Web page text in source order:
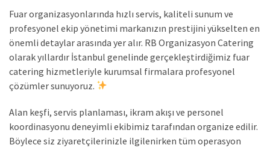
Fuar organizasyonlarında hızlı servis, kaliteli sunum ve
profesyonel ekip yönetimi markanızın prestijini yükselten en
önemli detaylar arasında yer alır. RB Organizasyon Catering
olarak yıllardır İstanbul genelinde gerçekleştirdiğimiz fuar
catering hizmetleriyle kurumsal firmalara profesyonel
çözümler sunuyoruz.
Alan keşfi, servis planlaması, ikram akışı ve personel
koordinasyonu deneyimli ekibimiz tarafından organize edilir.
Böylece siz ziyaretçilerinizle ilgilenirken tüm operasyon